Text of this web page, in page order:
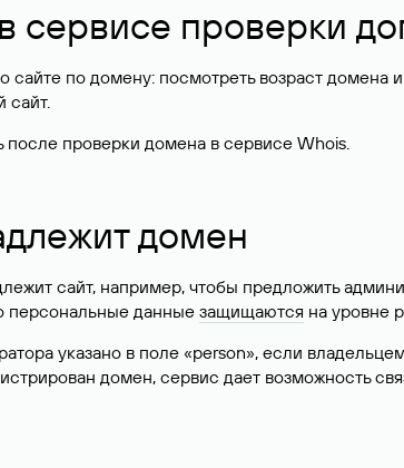
сервисе проверки
по домену: посмотреть возраст домена
сайт.
проверки домена в сервисе Whois.
домен
сайт, например, чтобы предложить
персональные данные защищаются на уровне
указано в поле «person», если
домен, сервис дает возможность